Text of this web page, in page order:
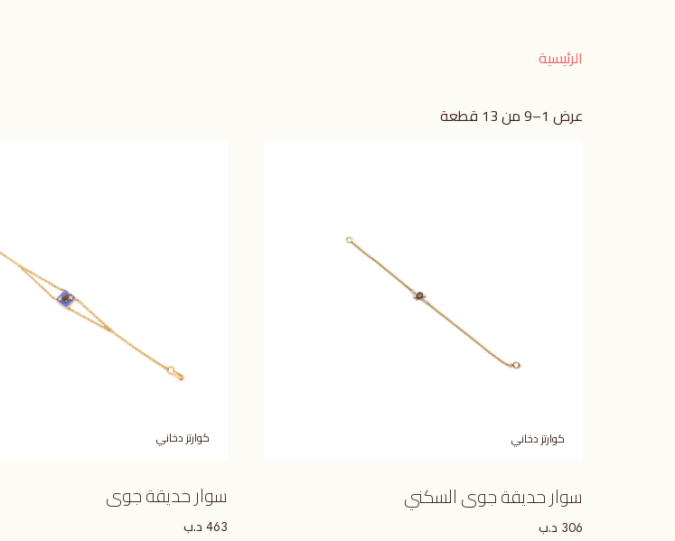
الرئيسية
عرض 1–9 من 13 قطعة
كوارتز دخاني
سوار حديقة جوى السكني
306 د.ب
كوارتز دخاني
سوار حديقة جوى
463 د.ب